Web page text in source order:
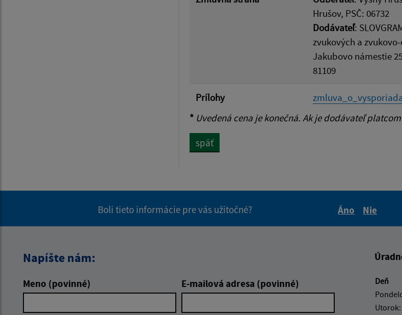
Hrušov, PSČ: 06732
Dodávateľ:
zvukových a
Jakubovo námestie
81109
Prílohy
* Uvedená cena je konečná. Ak je dodávateľ
späť
Boli tieto informácie pre vás užitočné?
Áno
Nie
Napíšte nám:
Meno (povinné) E-mailová adresa (povinné) Deň
Utorok: